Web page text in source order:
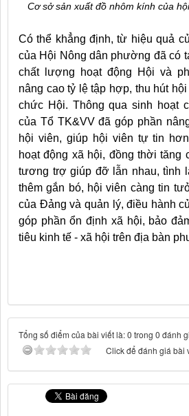
Cơ sở sản xuất đồ nhôm kính của
Có thể khẳng định, từ hiệu quả
của Hội Nông dân phường đã có
chất lượng hoạt động Hội và
nâng cao tỷ lệ tập hợp, thu hút
chức Hội. Thông qua sinh hoạt
của Tổ TK&VV đã góp phần
hội viên, giúp hội viên tự tin
hoạt động xã hội, đồng thời tăng
tương trợ giúp đỡ lẫn nhau, tình
thêm gắn bó, hội viên càng tin
của Đảng và quản lý, điều hành
góp phần ổn định xã hội, bảo
tiêu kinh tế - xã hội trên địa bàn
Tổng số điểm của bài viết là: 0 trong 0 đánh
Click để đánh giá bài